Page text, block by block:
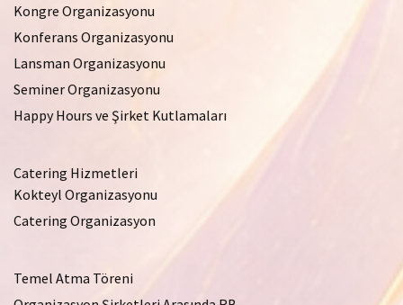
Kongre Organizasyonu
Konferans Organizasyonu
Lansman Organizasyonu
Seminer Organizasyonu
Happy Hours ve Şirket Kutlamaları
Catering Hizmetleri
Kokteyl Organizasyonu
Catering Organizasyon
Temel Atma Töreni